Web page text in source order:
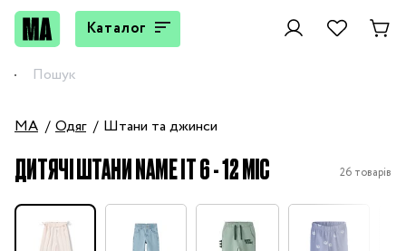
Каталог
MA Одяг Штани та джинси
ДИТЯЧІ ШТАНИ NAME IT 6 - 12 МІС 26 товарів